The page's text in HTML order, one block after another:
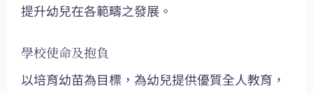
提升幼兒在各範疇之發展。
學校使命及抱負
以培育幼苗為目標，為幼兒提供優質全人教育，